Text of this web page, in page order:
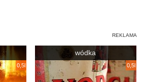
0,5l
wódka
0,5l